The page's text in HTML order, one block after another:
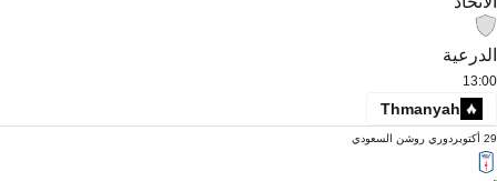
الدرعية
13:00
Thmanyah
29 أكتوبر دوري روشن السعودي